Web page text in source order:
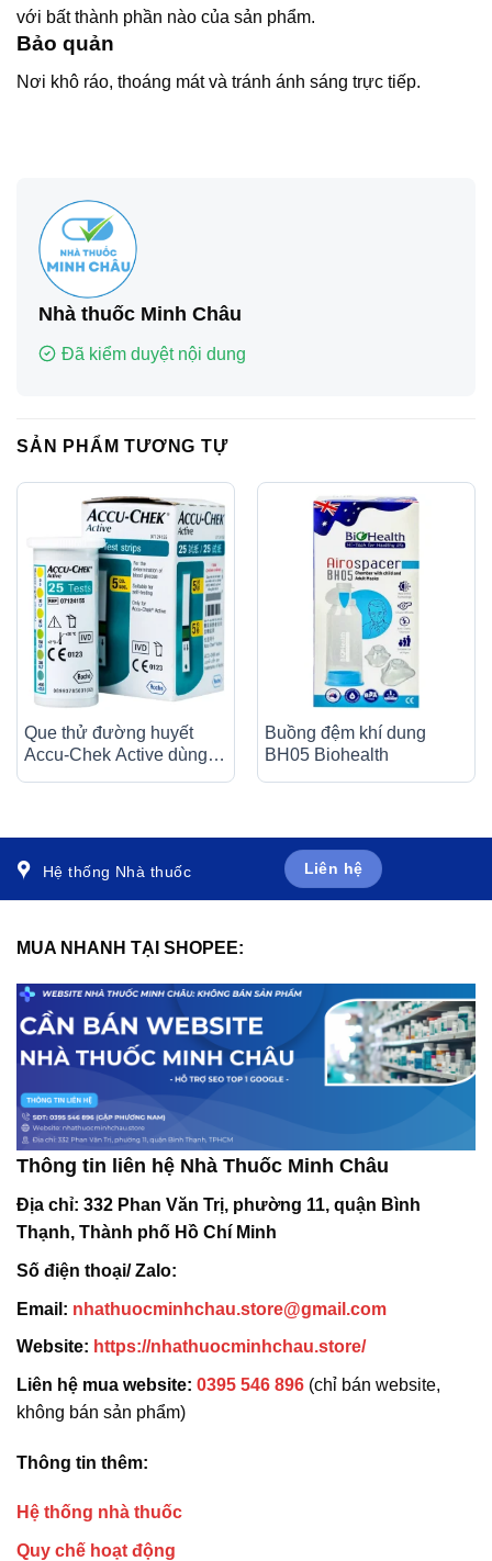
với bất thành phần nào của sản phẩm.
Bảo quản
Nơi khô ráo, thoáng mát và tránh ánh sáng trực tiếp.
Nhà thuốc Minh Châu
Đã kiểm duyệt nội dung
SẢN PHẨM TƯƠNG TỰ
Que thử đường huyết
Accu-Chek Active dùng
Buồng đệm khí dung
BH05 Biohealth
Hệ thống Nhà thuốc Liên hệ
MUA NHANH TẠI SHOPEE:
Thông tin liên hệ Nhà Thuốc Minh Châu
Địa chỉ: 332 Phan Văn Trị, phường 11, quận Bình
Thạnh, Thành phố Hồ Chí Minh
Số điện thoại/ Zalo:
Email: nhathuocminhchau.store@gmail.com
Website: https://nhathuocminhchau.store/
Liên hệ mua website: 0395 546 896 (chỉ bán website,
không bán sản phẩm)
Thông tin thêm:
Hệ thống nhà thuốc
Quy chế hoạt động